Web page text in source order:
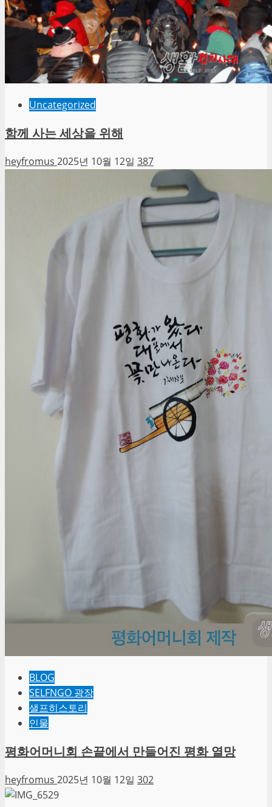
Uncategorized
함께 사는 세상을 위해
heyfromus 2025년 10월 12일 387
BLOG
SELFNGO 광장
샐프히스토리
인물
평화어머니회 손끝에서 만들어진 평화 열망
heyfromus 2025년 10월 12일 302